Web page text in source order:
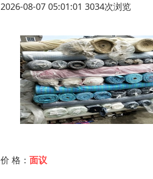
2026-08-07 05:01:01 3034次浏览
价 格： 面议